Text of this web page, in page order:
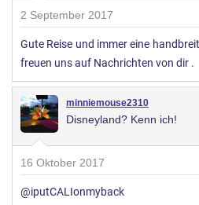
2 September 2017
Gute Reise und immer eine
freuen uns auf Nachrichten von dir .
minniemouse2310
Disneyland? Kenn ich!
16 Oktober 2017
@iputCALIonmyback